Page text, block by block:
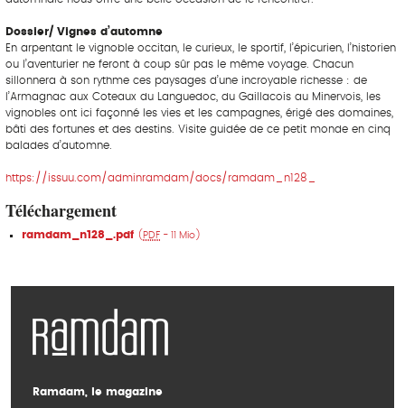
Dossier/ Vignes d’automne
En arpentant le vignoble occitan, le curieux, le sportif, l’épicurien, l’historien
ou l’aventurier ne feront à coup sûr pas le même voyage. Chacun
sillonnera à son rythme ces paysages d’une incroyable richesse : de
l’Armagnac aux Coteaux du Languedoc, du Gaillacois au Minervois, les
vignobles ont ici façonné les vies et les campagnes, érigé des domaines,
bâti des fortunes et des destins. Visite guidée de ce petit monde en cinq
balades d’automne.
https://issuu.com/adminramdam/docs/ramdam_n128_
Téléchargement
ramdam_n128_.pdf ( PDF - 11 Mio )
Ramdam, le magazine